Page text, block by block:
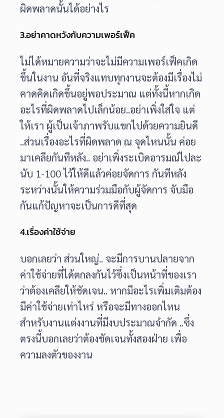
ผิดพลาดนั้นได้อย่างไร
3.อย่าคาดหวังกับความเพอร์เฟ็ค
ไม่ได้หมายความว่าจะไม่มีความเพอร์เฟ็คเกิด
ขึ้นในงาน อันที่จริงแทบทุกงานจะต้องมีเรื่องไม่
คาดคิดเกิดขึ้นอยู่พอประมาณ แต่ทั้งนี้หากเกิด
อะไรที่ผิดพลาดไปเล็กน้อย..อย่าเพิ่งใส่ใจ แต่
ให้เรา ผู้เป็นเจ้าภาพรับแขกไปด้วยความยินดี
..​ส่วนเรื่องอะไรที่ผิดพลาด ณ จุดไหนนั้น ค่อย
มาเคลียกันทีหลัง.. อย่าเพิ่งระเบิดอารมณ์ไปละ
นับ 1-100 ไว้ให้ดีแล้วค่อยจัดการ กันทีหลัง
ระหว่างนั้นให้ความร่วมมือกับผู้จัดการ จับมือ
กันแก้ปัญหาจะเป็นการดีที่สุด
4.เรื่องค่าใช้จ่าย
บอกเลยว่า ส่วนใหญ่.. จะมีการบานปลายจาก
ค่าใช้จ่ายที่ได้ตกลงกันไว้ซึ่งเป็นหน้าที่ของเรา
ว่าต้องเคลียให้ชัดเจน.. หากมีอะไรเพิ่มเติมต้อง
มีค่าใช้จ่ายเท่าไหร่ หรือจะมีทางออกไหน
สำหรับงานแต่งงานที่มีงบประมาณจำกัด ..​ซึ่ง
ตรงนี้บอกเลยว่าต้องชัดเจนทั้งสองฝ่าย เพื่อ
ความลงตัวของงาน